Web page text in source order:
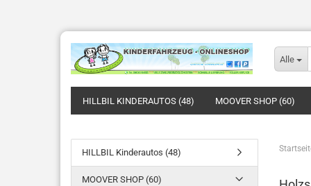
Alle
HILLBIL KINDERAUTOS (48) MOOVER SHOP (60)
HILLBIL Kinderautos (48)
MOOVER SHOP (60)